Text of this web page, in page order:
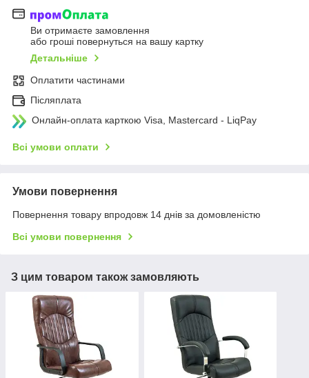
Ви отримаєте замовлення
або гроші повернуться на вашу картку
Детальніше
Оплатити частинами
Післяплата
Онлайн-оплата карткою Visa, Mastercard - LiqPay
Всі умови оплати
Умови повернення
Повернення товару впродовж 14 днів за домовленістю
Всі умови повернення
З цим товаром також замовляють